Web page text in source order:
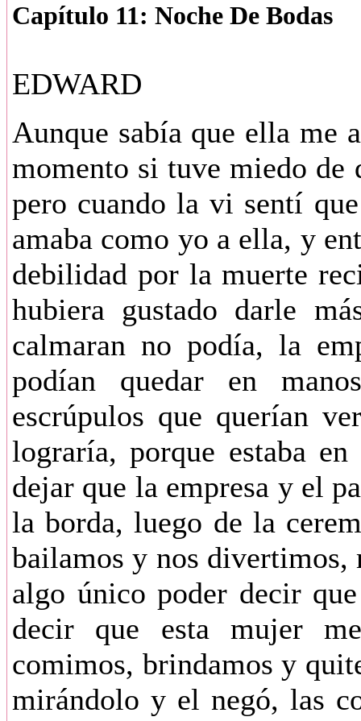
Capítulo 11: Noche De Bodas
EDWARD
Aunque sabía que ella me
momento si tuve miedo de
pero cuando la vi sentí
amaba como yo a ella, y
debilidad por la muerte
hubiera gustado darle
calmaran no podía, la
podían quedar en
escrúpulos que querían
lograría, porque estaba
dejar que la empresa y el
la borda, luego de la
bailamos y nos divertimos,
algo único poder decir
decir que esta mujer
comimos, brindamos y
mirándolo y el negó, las